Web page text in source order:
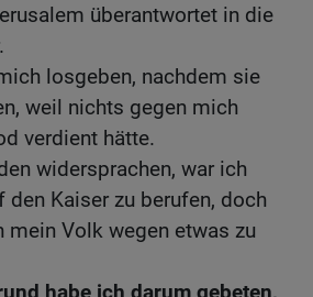
überantwortet in die
losgeben, nachdem sie
weil nichts gegen mich
verdient hätte.
widersprachen, war ich
Kaiser zu berufen, doch
mein Volk wegen etwas zu
habe ich darum gebeten,